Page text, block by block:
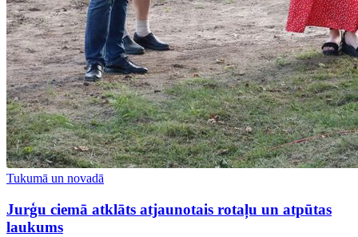
Tukumā un novadā
Jurģu ciemā atklāts atjaunotais rotaļu un atpūtas
laukums